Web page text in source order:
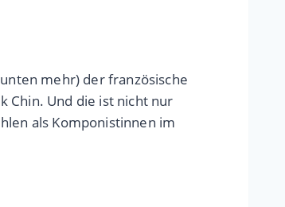
mehr) der französische
Chin. Und die ist nicht nur
als Komponistinnen im